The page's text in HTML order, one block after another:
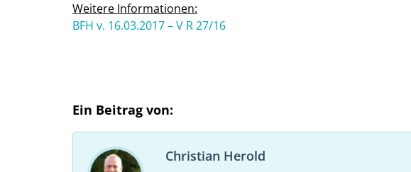
Weitere Informationen:
BFH v. 16.03.2017 – V R 27/16
Ein Beitrag von:
Christian Herold